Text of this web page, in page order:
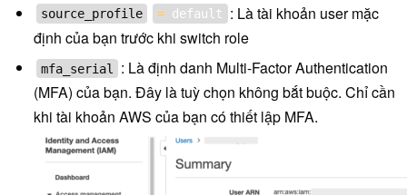
source_profile = default
: Là tài khoản user mặc
định của bạn trước khi switch role
mfa_serial
: Là định danh Multi-Factor Authentication
(MFA) của bạn. Đây là tuỳ chọn không bắt buộc. Chỉ cần
khi tài khoản AWS của bạn có thiết lập MFA.